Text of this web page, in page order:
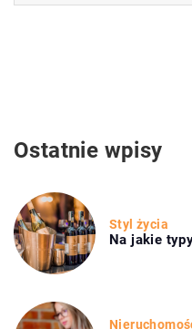
Ostatnie wpisy
Styl życia
Na jakie